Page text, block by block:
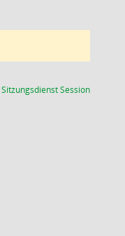
SitzungsdienstSession(Wird in